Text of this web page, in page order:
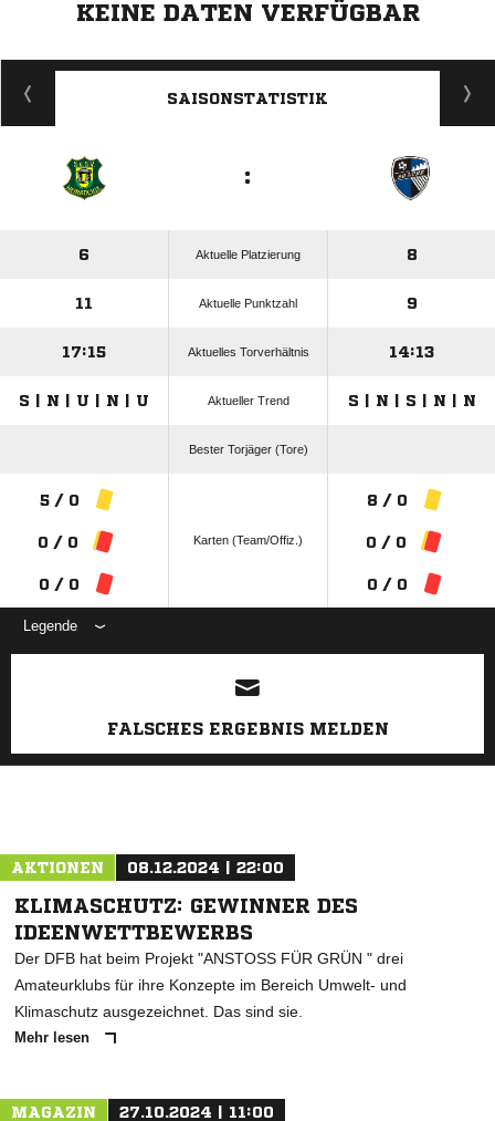
KEINE DATEN VERFÜGBAR
ANZEIGE
SAISONSTATISTIK
:
6 Aktuelle Platzierung 8
11 Aktuelle Punktzahl 9
17:15 Aktuelles Torverhältnis 14:13
S | N | U | N | U Aktueller Trend S | N | S | N | N
Bester Torjäger (Tore)
5 / 0
0 / 0
0 / 0
Karten (Team/Offiz.)
8 / 0
0 / 0
0 / 0
Legende
ANZEIGE
FALSCHES ERGEBNIS MELDEN
AKTIONEN 08.12.2024 | 22:00
KLIMASCHUTZ: GEWINNER DES
IDEENWETTBEWERBS
Der DFB hat beim Projekt "ANSTOSS FÜR GRÜN " drei
Amateurklubs für ihre Konzepte im Bereich Umwelt- und
Klimaschutz ausgezeichnet. Das sind sie.
Mehr lesen
MAGAZIN 27.10.2024 | 11:00